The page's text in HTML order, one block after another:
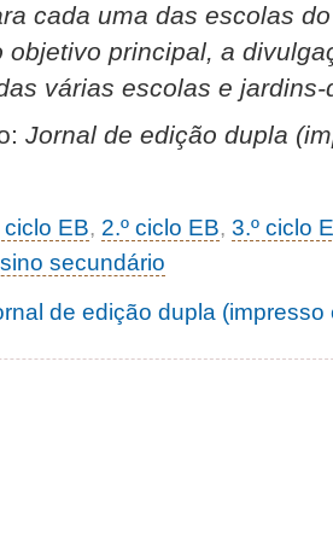
cada uma das escolas
objetivo principal, a
várias escolas e
Jornal de edição dupla
ciclo EB, 2.º ciclo EB, 3.º ciclo
secundário
de edição dupla (impresso